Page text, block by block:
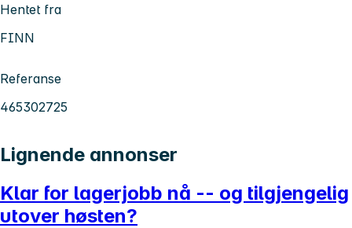
Hentet fra
FINN
Referanse
465302725
Lignende annonser
Klar for lagerjobb nå -- og tilgjengelig
utover høsten?